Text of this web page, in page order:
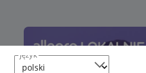
język